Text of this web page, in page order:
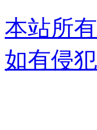
本站所
如有侵